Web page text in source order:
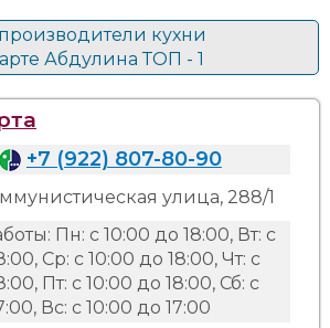
кухни
Абдулина ТОП - 1
+7 (922) 807-80-90
улица, 288/1
Пн: с 10:00 до 18:00, Вт: с
Ср: с 10:00 до 18:00, Чт: с
Пт: с 10:00 до 18:00, Сб: с
Вс: с 10:00 до 17:00